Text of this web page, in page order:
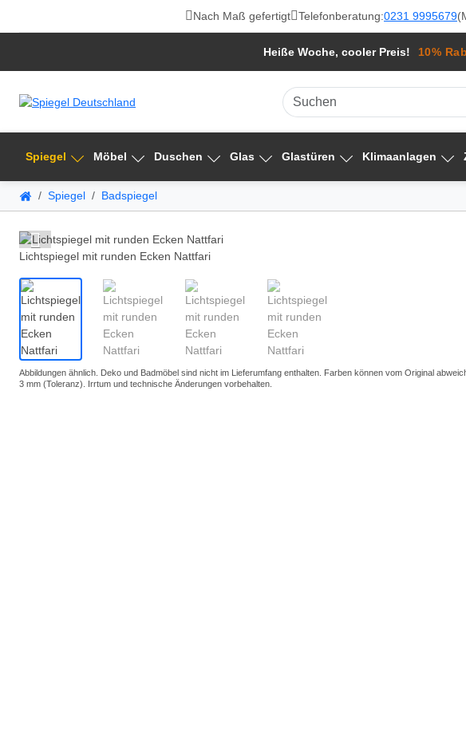
Nach Maß gefertigt Telefonberatung:0231 9995679
Heiße Woche, cooler Preis! 10%
Spiegel Möbel Duschen Glas Glastüren Klimaanlagen
Spiegel Badspiegel
Lichtspiegel mit runden Ecken Nattfari